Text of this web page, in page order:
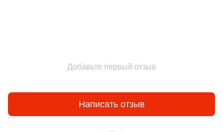
Добавьте первый отзыв
Написать отзыв